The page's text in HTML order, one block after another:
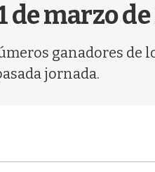
de marzo
ganadores de
jornada.